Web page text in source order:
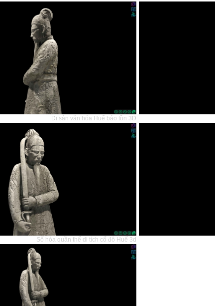
Di sản văn hóa Huế bảo tồn 3D
Số hóa quần thể di tích cố đô Huế 3d